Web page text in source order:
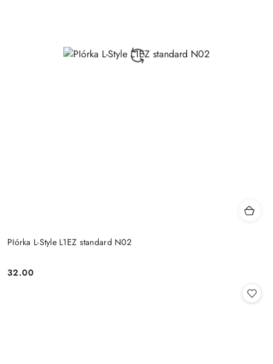
PIórka L-Style L1EZ standard N02
Cena:
32.00